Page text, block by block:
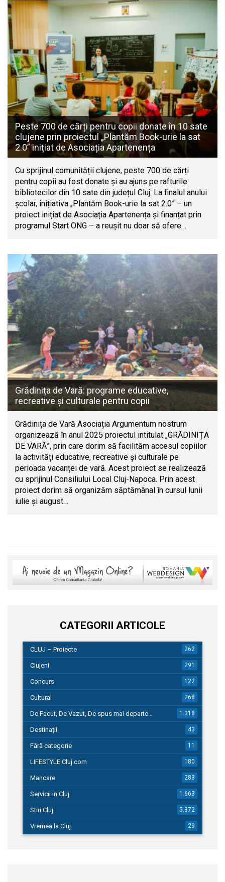
Peste 700 de cărți pentru copii donate în 10 sate
clujene prin proiectul „Plantăm Book-urie la sat
2.0” inițiat de Asociația Apartenența
Cu sprijinul comunității clujene, peste 700 de cărți
pentru copii au fost donate și au ajuns pe rafturile
bibliotecilor din 10 sate din județul Cluj. La finalul anului
școlar, inițiativa „Plantăm Book-urie la sat 2.0” – un
proiect inițiat de Asociația Apartenența și finanțat prin
programul Start ONG – a reușit nu doar să ofere…
Grădinița de Vară: programe educative,
recreative și culturale pentru copii
Grădinița de Vară Asociația Argumentum nostrum
organizează în anul 2025 proiectul intitulat „GRĂDINIȚA
DE VARĂ”, prin care dorim să facilităm accesul copiilor
la activități educative, recreative și culturale pe
perioada vacanței de vară. Acest proiect se realizează
cu sprijinul Consiliului Local Cluj-Napoca. Prin acest
proiect dorim să organizăm săptămânal în cursul lunii
iulie și august…
CATEGORII ARTICOLE
CLUJ – Proiecte 262
Clujeni 291
Concurs 122
Cultural 268
De Facut, De Vazut, De spus mai departe… 1.318
Destinații 43
Fără categorie 11
LIFESTYLE Cluj.com 180
Mancare 283
Servicii in Cluj 1.663
Stiri Cluj 5.372
Vremea la Cluj 29